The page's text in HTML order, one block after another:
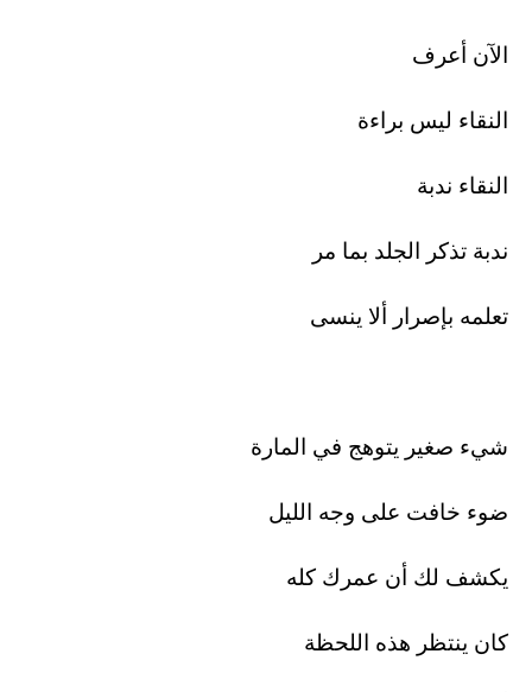
الآن أعرف
النقاء ليس براءة
النقاء ندبة
ندبة تذكر الجلد بما مر
تعلمه بإصرار ألا ينسى
شيء صغير يتوهج في المارة
ضوء خافت على وجه الليل
يكشف لك أن عمرك كله
كان ينتظر هذه اللحظة